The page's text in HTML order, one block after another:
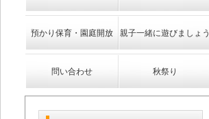
預かり保育・園庭開放 親子一緒に遊びましょう
問い合わせ 秋祭り